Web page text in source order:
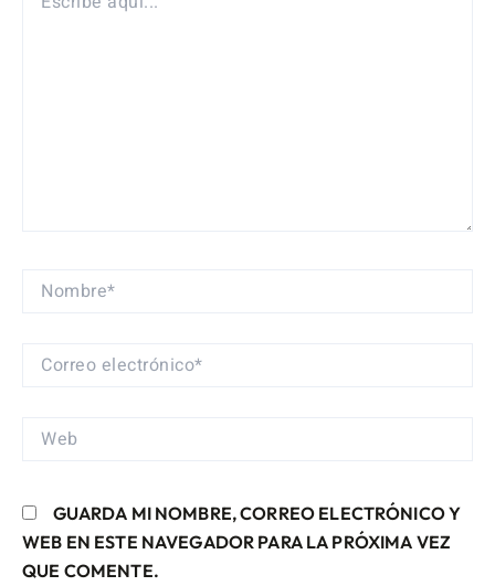
AQUÍ...
NOMBRE*
CORREO
WEB
GUARDA MI NOMBRE, CORREO ELECTRÓNICO Y
WEB EN ESTE NAVEGADOR PARA LA PRÓXIMA VEZ
QUE COMENTE.